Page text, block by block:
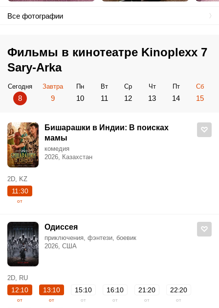
Все фотографии
Фильмы в кинотеатре Kinoplexx 7
Sary-Arka
Сегодня
8
Завтра
9
Пн
10
Вт
11
Ср
12
Чт
13
Пт
14
Сб
15
Бишарашки в Индии: В поисках
мамы
комедия
2026, Казахстан
2D, KZ
11:30
от
Одиссея
приключения, фэнтези, боевик
2026, США
2D, RU
12:10
от
13:10
от
15:10
от
16:10
от
21:20
от
22:20
от